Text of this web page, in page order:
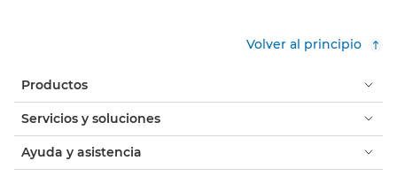
Volver al principio
Productos
Servicios y soluciones
Ayuda y asistencia